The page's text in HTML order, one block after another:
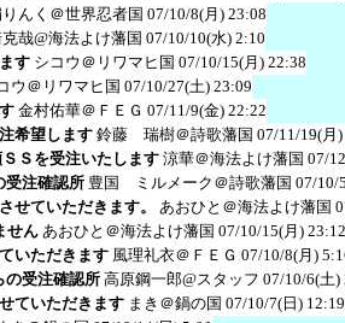
りんく＠世界忍者国 07/10/8(月) 23:08
哉@海法よけ藩国 07/10/10(水) 2:10
す シコウ＠リワマヒ国 07/10/15(月) 22:38
ウ＠リワマヒ国 07/10/27(土) 23:09
金村佑華＠ＦＥＧ 07/11/9(金) 22:22
希望します 鈴藤 瑞樹＠詩歌藩国 07/11/19(月
Ｓを受注いたします涼華＠海法よけ藩国 07/
受注確認所 豊国 ミルメーク＠詩歌藩国 07/10/
せていただきます。
あおひと＠海法よけ藩国
せん あおひと＠海法よけ藩国 07/10/15(月) 23:12
いただきます 風理礼衣＠ＦＥＧ 07/10/8(月)
の受注確認所 高原鋼一郎@スタッフ 07/10/6(土)
ていただきます まき＠鍋の国 07/10/7(日) 12:19